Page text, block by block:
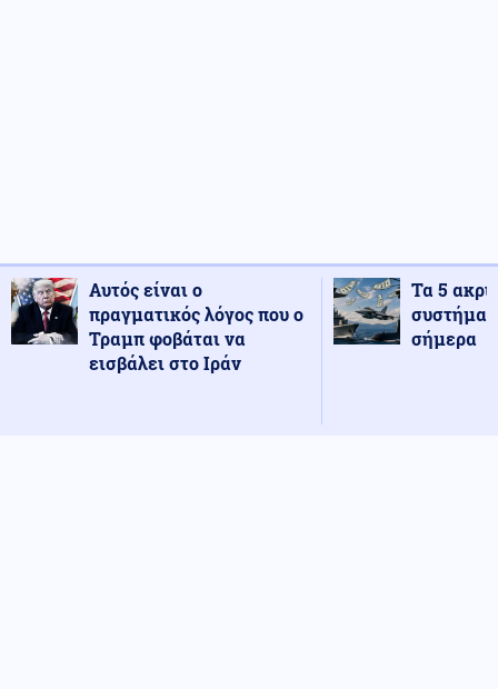
Αυτός είναι ο
πραγματικός λόγος που ο
Τραμπ φοβάται να
εισβάλει στο Ιράν
Τα 5
σήμερα